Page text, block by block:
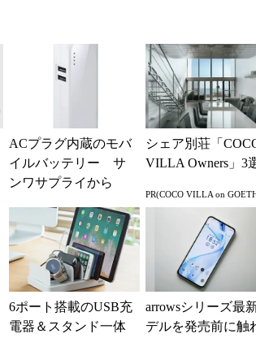
ACプラグ内蔵のモバ
イルバッテリー サ
ンワサプライから
シェア別荘「
VILLA Owners」3
PR(COCO VILLA on
6ポート搭載のUSB充
電器＆スタンド一体
arrowsシリーズ最
デルを発売前に触